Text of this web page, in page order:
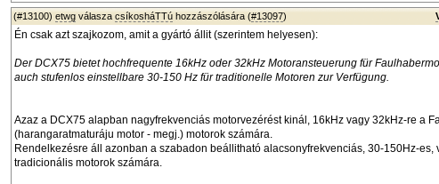
(#13100) etwg válasza csíkosháTTú hozzászólására (#13097)
Én csak azt szajkozom, amit a gyártó állit (szerintem helyesen):
Der DCX75 bietet hochfrequente 16kHz oder 32kHz Motoransteuerung für
auch stufenlos einstellbare 30-150 Hz für traditionelle Motoren zur Verfügung.
Azaz a DCX75 alapban nagyfrekvenciás motorvezérést kinál, 16kHz vagy 32kHz-re a
(harangaratmaturáju motor - megj.) motorok számára.
Rendelkezésre áll azonban a szabadon beállitható alacsonyfrekvenciás, 30-150Hz-es,
tradicionális motorok számára.